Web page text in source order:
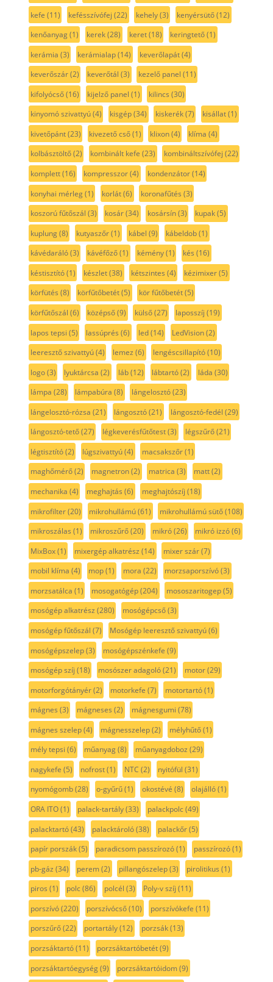
kefe (11) kefésszívófej (22) kehely(3) kenyérsütő(12)
kenőanyag(1) kerek(28) keret(18) keringtető(1)
kerámia (3) kerámialap(14) keverőlapát(4)
keverőszár(2) keverőtál (3) kezelő panel (11)
kifolyócső(16) kijelző panel (1) kilincs (30)
kinyomó szivattyú(4) kisgép(34) kiskerék(7) kisállat(1)
kivetőpánt(23) kivezető cső(1) klixon(4) klíma (4)
kolbásztöltő(2) kombinált kefe (23) kombináltszívófej (22)
komplett(16) kompresszor(4) kondenzátor(14)
konyhai mérleg(1) korlát(6) koronafűtés (3)
koszorú fűtőszál (3) kosár(34) kosársín(3) kupak(5)
kuplung(8) kutyaszőr(1) kábel (9) kábeldob(1)
kávédaráló(3) kávéfőző(1) kémény(1) kés (16)
késtisztító(1) készlet(38) kétszintes (4) kézimixer(5)
körfütés (8) körfűtőbetét(5) kör fűtőbetét(5)
körfűtőszál (6) középső(9) külső(27) laposszíj (19)
lapos tepsi (5) lassúprés (6) led(14) LedVision(2)
leeresztő szivattyú(4) lemez (6) lengéscsillapító(10)
logo(3) lyuktárcsa (2) láb(12) lábtartó(2) láda (30)
lámpa (28) lámpabúra (8) lángelosztó(23)
lángelosztó-rózsa (21) lángosztó(21) lángosztó-fedél (29)
lángosztó-tető(27) légkeverésfűtőtest(3) légszűrő(21)
légtisztító(2) lúgszivattyú(4) macsakszőr(1)
maghőmérő(2) magnetron(2) matrica (3) matt(2)
mechanika (4) meghajtás (6) meghajtószíj (18)
mikrofilter(20) mikrohullámú(61) mikrohullámú sütő(108)
mikroszálas (1) mikroszűrő(20) mikró(26) mikró izzó(6)
MixBox(1) mixergép alkatrész (14) mixer szár(7)
mobil klíma (4) mop(1) mora (22) morzsaporszívó(3)
morzsatálca (1) mosogatógép(204) mososzaritogep(5)
mosógép alkatrész (280) mosógépcső(3)
mosógép fűtőszál (7) Mosógép leeresztő szivattyú(6)
mosógépszelep(3) mosógépszénkefe (9)
mosógép szíj (18) mosószer adagoló(21) motor(29)
motorforgótányér(2) motorkefe (7) motortartó(1)
mágnes (3) mágneses (2) mágnesgumi (78)
mágnes szelep(4) mágnesszelep(2) mélyhűtő(1)
mély tepsi (6) műanyag(8) műanyagdoboz (29)
nagykefe (5) nofrost(1) NTC (2) nyitófül (31)
nyomógomb(28) o-gyűrű(1) okostévé (8) olajálló(1)
ORA ITO(1) palack-tartály(33) palackpolc(49)
palacktartó(43) palacktároló(38) palackőr(5)
papír porszák(5) paradicsom passzírozó(1) passzírozó(1)
pb-gáz (34) perem(2) pillangószelep(3) pirolitikus (1)
piros (1) polc(86) polcél (3) Poly-v szíj (11)
porszívó(220) porszívócső(10) porszívókefe (11)
porszűrő(22) portartály(12) porzsák(13)
porzsáktartó(11) porzsáktartóbetét(9)
porzsáktartóegység(9) porzsáktartóidom(9)